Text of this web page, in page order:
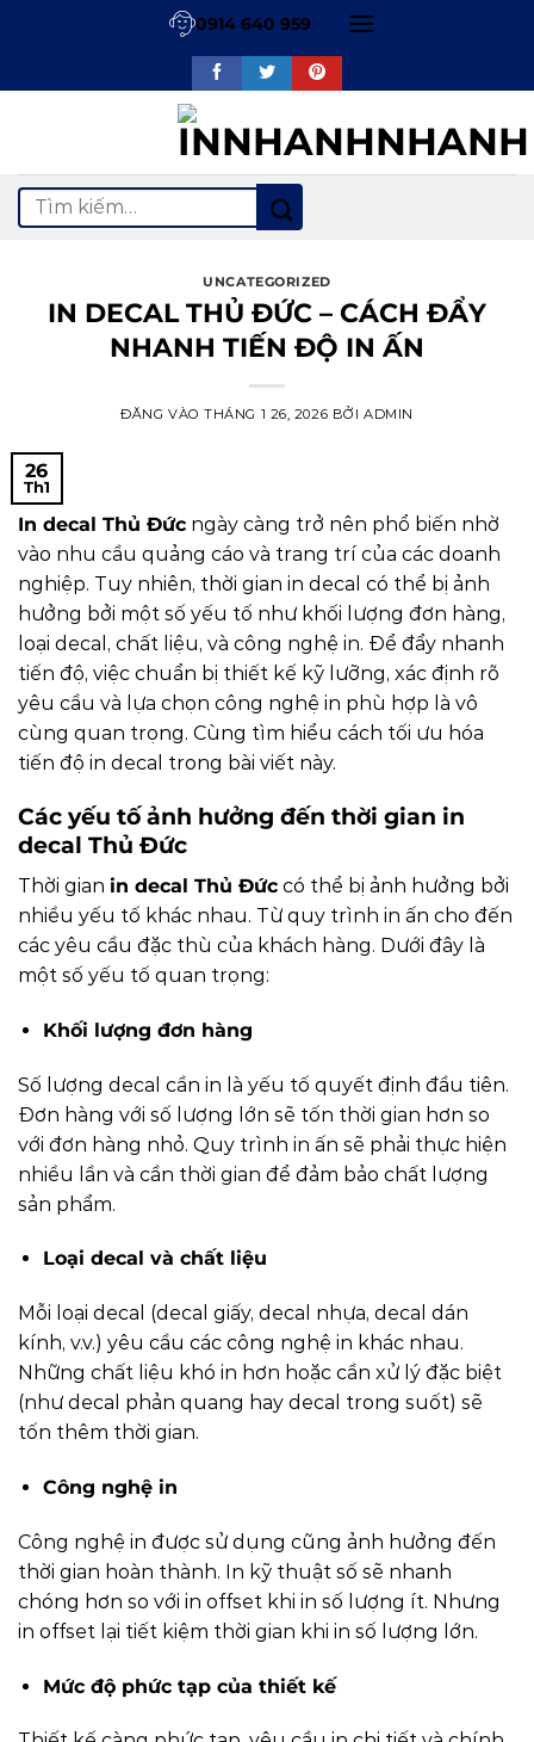
0914 640 959
Tìm
kiếm:
UNCATEGORIZED
IN DECAL THỦ ĐỨC – CÁCH ĐẨY
NHANH TIẾN ĐỘ IN ẤN
ĐĂNG VÀOTHÁNG 1 26, 2026 BỞI ADMIN
26
Th1
In decal Thủ Đức ngày càng trở nên phổ biến nhờ
vào nhu cầu quảng cáo và trang trí của các doanh
nghiệp. Tuy nhiên, thời gian in decal có thể bị ảnh
hưởng bởi một số yếu tố như khối lượng đơn hàng,
loại decal, chất liệu, và công nghệ in. Để đẩy nhanh
tiến độ, việc chuẩn bị thiết kế kỹ lưỡng, xác định rõ
yêu cầu và lựa chọn công nghệ in phù hợp là vô
cùng quan trọng. Cùng tìm hiểu cách tối ưu hóa
tiến độ in decal trong bài viết này.
Các yếu tố ảnh hưởng đến thời gian in
decal Thủ Đức
Thời gian in decal Thủ Đức có thể bị ảnh hưởng bởi
nhiều yếu tố khác nhau. Từ quy trình in ấn cho đến
các yêu cầu đặc thù của khách hàng. Dưới đây là
một số yếu tố quan trọng:
Khối lượng đơn hàng
Số lượng decal cần in là yếu tố quyết định đầu tiên.
Đơn hàng với số lượng lớn sẽ tốn thời gian hơn so
với đơn hàng nhỏ. Quy trình in ấn sẽ phải thực hiện
nhiều lần và cần thời gian để đảm bảo chất lượng
sản phẩm.
Loại decal và chất liệu
Mỗi loại decal (decal giấy, decal nhựa, decal dán
kính, v.v.) yêu cầu các công nghệ in khác nhau.
Những chất liệu khó in hơn hoặc cần xử lý đặc biệt
(như decal phản quang hay decal trong suốt) sẽ
tốn thêm thời gian.
Công nghệ in
Công nghệ in được sử dụng cũng ảnh hưởng đến
thời gian hoàn thành. In kỹ thuật số sẽ nhanh
chóng hơn so với in offset khi in số lượng ít. Nhưng
in offset lại tiết kiệm thời gian khi in số lượng lớn.
Mức độ phức tạp của thiết kế